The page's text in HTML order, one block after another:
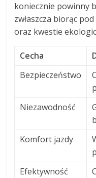
koniecznie powinny
zwłaszcza biorąc
oraz kwestie
Cecha
Bezpieczeństwo
Niezawodność
Komfort jazdy
Efektywność